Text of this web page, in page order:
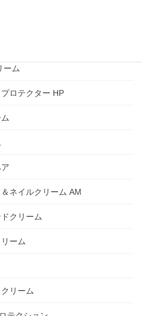
ーム
ロテクター HP
ネイルクリーム AM
クリーム
ーム
リーム